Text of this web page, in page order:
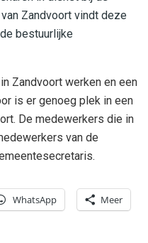
Zandvoort vindt deze
bestuurlijke
Zandvoort werken en een
is er genoeg plek in een
De medewerkers die in
van de
WhatsApp Meer